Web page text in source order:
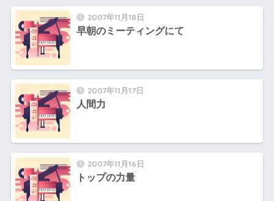
2007年11月18日
早朝のミーティングにて
2007年11月17日
人間力
2007年11月16日
トップの力量